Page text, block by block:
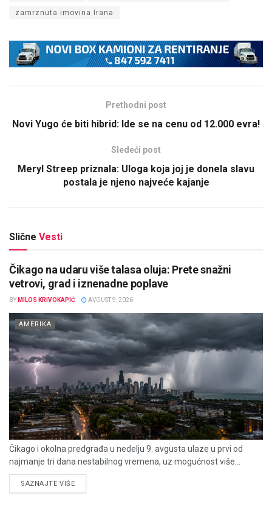
zamrznuta imovina Irana
Prethodni post
Novi Yugo će biti hibrid: Ide se na cenu od 12.000 evra!
Sledeći post
Meryl Streep priznala: Uloga koja joj je donela slavu
postala je njeno najveće kajanje
Slične Vesti
Čikago na udaru više talasa oluja: Prete snažni
vetrovi, grad i iznenadne poplave
BY MILOS KRIVOKAPIĆ AVGUST 9, 2026
AMERIKA
Čikago i okolna predgrađa u nedelju 9. avgusta ulaze u prvi od
najmanje tri dana nestabilnog vremena, uz mogućnost više...
SAZNAJTE VIŠEDETAILS